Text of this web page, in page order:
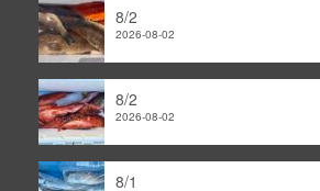
8/2
2026-08-02
8/2
2026-08-02
8/1